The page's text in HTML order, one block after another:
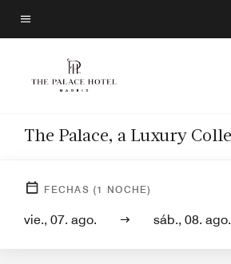
Skip
to
content
Texto del menú
The Palace, a Luxury
FECHAS (1 NOCHE)
vie., 07. ago. sáb., 08. ago.